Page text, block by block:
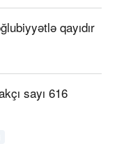
qayıdır
sayı 616